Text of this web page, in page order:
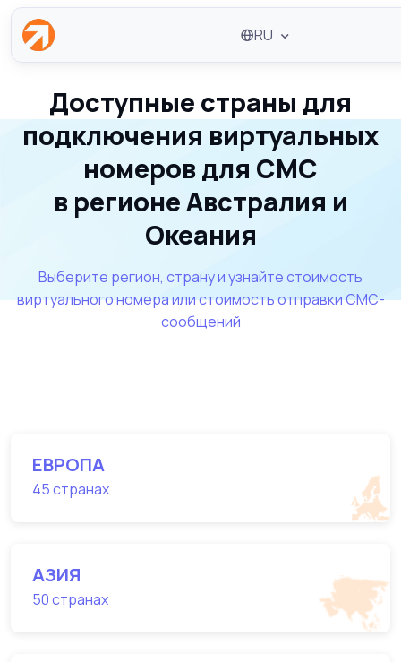
RU
Доступные страны для
подключения виртуальных
номеров для СМС
в регионе Австралия и
Океания
Выберите регион, страну и узнайте стоимость
виртуального номера или стоимость отправки СМС-
сообщений
ЕВРОПА
45 странах
АЗИЯ
50 странах